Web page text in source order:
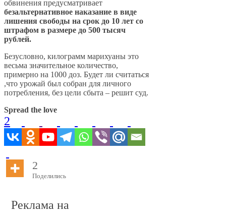
обвинения предусматривает
безальтернативное наказание в виде
лишения свободы на срок до 10 лет со
штрафом в размере до 500 тысяч
рублей.
Безусловно, килограмм марихуаны это
весьма значительное количество,
примерно на 1000 доз. Будет ли считаться
,что урожай был собран для личного
потребления, без цели сбыта – решит суд.
Spread the love
2
2
Поделились
Реклама на